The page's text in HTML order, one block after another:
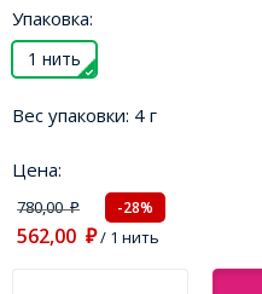
Упаковка:
1 нить
Вес упаковки: 4 г
Цена:
780,00₽ -28%
562,00 ₽/ 1 нить